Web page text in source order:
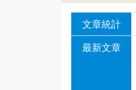
文章統計
最新文章